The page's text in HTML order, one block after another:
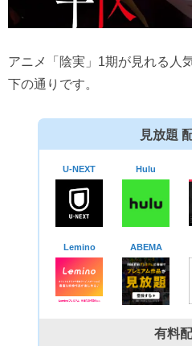
アニメ「陰実」1期が見れる人
下の通りです。
見放題
U-NEXT Hulu
Lemino ABEMA
有料